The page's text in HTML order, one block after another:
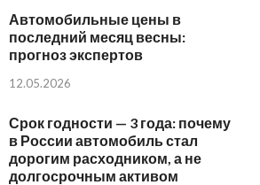
Автомобильные цены в
последний месяц весны:
прогноз экспертов
12.05.2026
Срок годности — 3 года: почему
в России автомобиль стал
дорогим расходником, а не
долгосрочным активом